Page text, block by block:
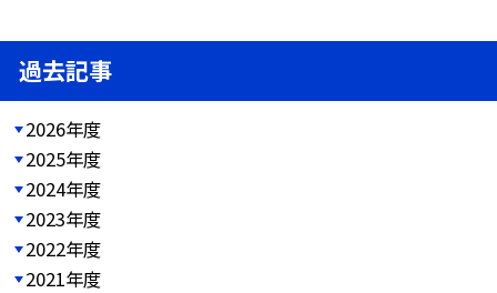
過去記事
2026年度
2025年度
2024年度
2023年度
2022年度
2021年度